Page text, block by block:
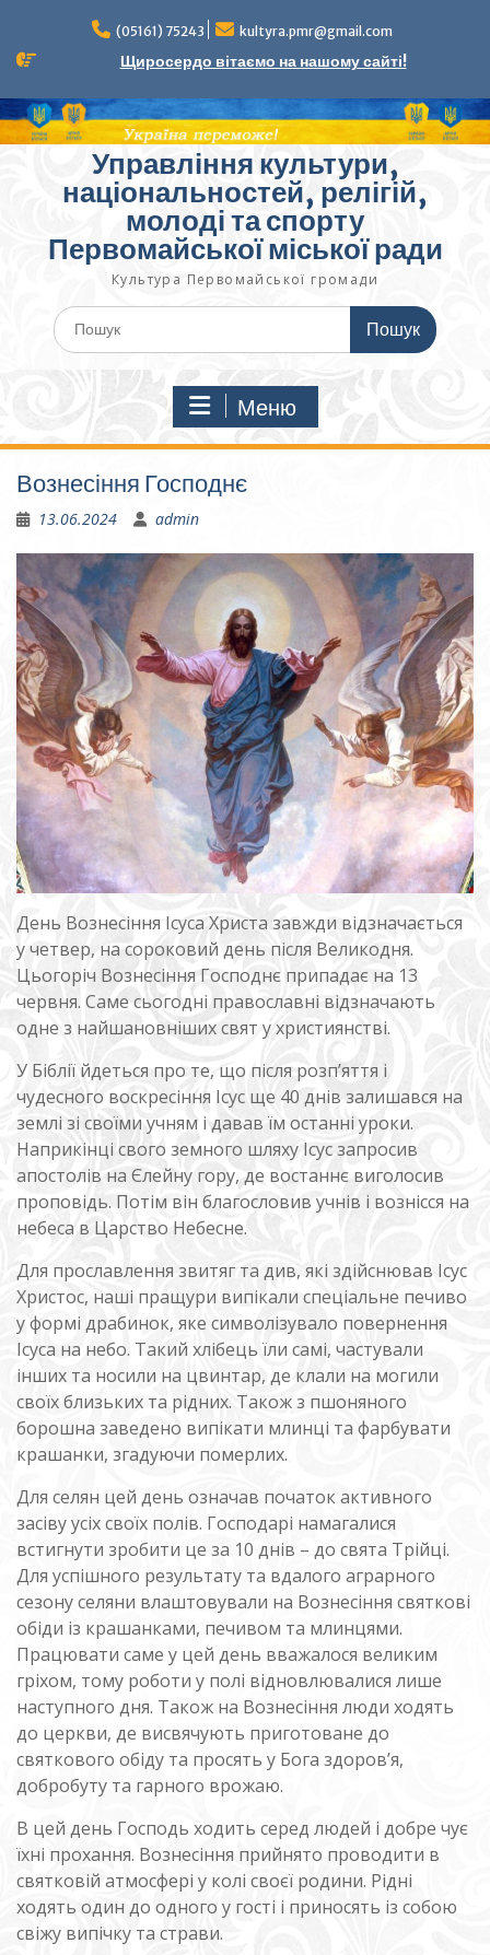
вмісту
(05161) 75243 kultyra.pmr@gmail.com
Щиросердо вітаємо на нашому сайті!
Управління культури,
національностей, релігій,
молоді та спорту
Первомайської міської ради
Культура Первомайcької громади
Шукати:
Меню
Вознесіння Господнє
13.06.2024 admin
День Вознесіння Ісуса Христа завжди відзначається
у четвер, на сороковий день після Великодня.
Цьогоріч Вознесіння Господнє припадає на 13
червня. Саме сьогодні православні відзначають
одне з найшановніших свят у християнстві.
У Біблії йдеться про те, що після розп’яття і
чудесного воскресіння Ісус ще 40 днів залишався на
землі зі своїми учням і давав їм останні уроки.
Наприкінці свого земного шляху Ісус запросив
апостолів на Єлейну гору, де востаннє виголосив
проповідь. Потім він благословив учнів і вознісся на
небеса в Царство Небесне.
Для прославлення звитяг та див, які здійснював Ісус
Христос, наші пращури випікали спеціальне печиво
у формі драбинок, яке символізувало повернення
Ісуса на небо. Такий хлібець їли самі, частували
інших та носили на цвинтар, де клали на могили
своїх близьких та рідних. Також з пшоняного
борошна заведено випікати млинці та фарбувати
крашанки, згадуючи померлих.
Для селян цей день означав початок активного
засіву усіх своїх полів. Господарі намагалися
встигнути зробити це за 10 днів – до свята Трійці.
Для успішного результату та вдалого аграрного
сезону селяни влаштовували на Вознесіння святкові
обіди із крашанками, печивом та млинцями.
Працювати саме у цей день вважалося великим
гріхом, тому роботи у полі відновлювалися лише
наступного дня. Також на Вознесіння люди ходять
до церкви, де висвячують приготоване до
святкового обіду та просять у Бога здоров’я,
добробуту та гарного врожаю.
В цей день Господь ходить серед людей і добре чує
їхні прохання. Вознесіння прийнято проводити в
святковій атмосфері у колі своєї родини. Рідні
ходять один до одного у гості і приносять із собою
свіжу випічку та страви.